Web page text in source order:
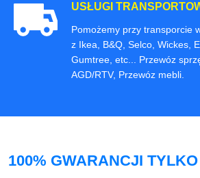
USŁUGI
Pomożemy przy transporcie
z Ikea, B&Q, Selco, Wickes,
Gumtree, etc... Przewóz
AGD/RTV, Przewóz mebli.
100% GWARANCJI